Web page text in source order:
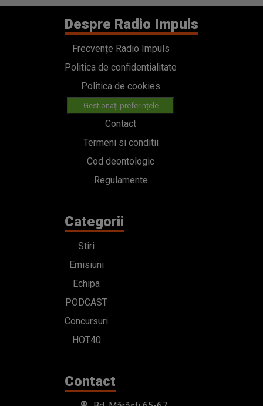
Despre Radio Impuls
Frecvențe Radio Impuls
Politica de confidentialitate
Politica de cookies
Gestionați preferințele
Contact
Termeni si conditii
Cod deontologic
Regulamente
Categorii
Stiri
Emisiuni
Echipa
PODCAST
Concursuri
HOT40
Contact